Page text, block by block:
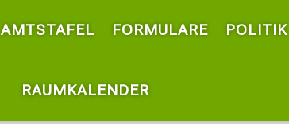
AMTSTAFEL FORMULARE POLITIK
RAUMKALENDER